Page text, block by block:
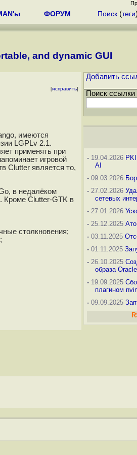
ФОРУМ Поиск (теги)
and dynamic GUI
[исправить]
имеются
LGPLv 2.1.
применять при
игровой
Clutter является то,
в недалёком
Кроме Clutter-GTK в
столкновения;
Добавить
Поиск ссылки
- 19.04.2026
AI
- 09.03.2026
- 27.02.2026
сетевых
- 27.01.2026
- 25.12.2025
- 03.11.2025
- 01.11.2025
- 26.10.2025
образа
- 19.09.2025
плагином
- 09.09.2025